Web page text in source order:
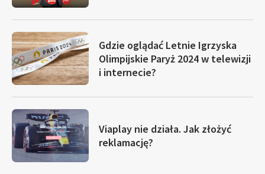
Gdzie oglądać Letnie Igrzyska
Olimpijskie Paryż 2024 w telewizji
i internecie?
Viaplay nie działa. Jak złożyć
reklamację?